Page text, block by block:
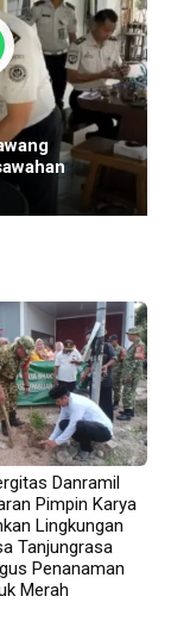
di Ciasem,
Danramil
Pimpin Karya
Lingkungan
Tanjungrasa
Penanaman
Merah